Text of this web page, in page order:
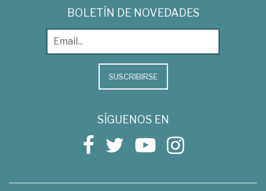
BOLETÍN DE NOVEDADES
SUSCRIBIRSE
SÍGUENOS EN